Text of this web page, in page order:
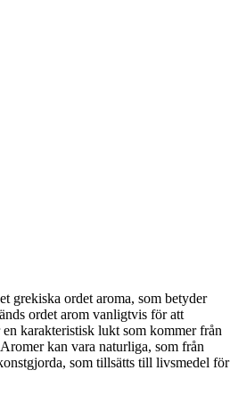
grekiska ordet aroma, som betyder
ordet arom vanligtvis för att
karakteristisk lukt som kommer från
kan vara naturliga, som från
som tillsätts till livsmedel för